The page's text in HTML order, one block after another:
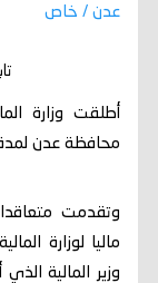
عدن / خاص
أطلقت وزارة
محافظة عدن
وتقدمت
ماليا لوزارة
وزير المالية